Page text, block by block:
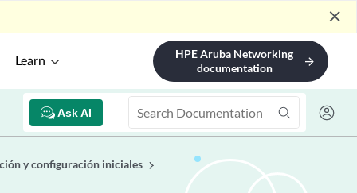
close
Learn
HPE Aruba Networking
documentation
arrow_forward
Ask AI
y configuración iniciales